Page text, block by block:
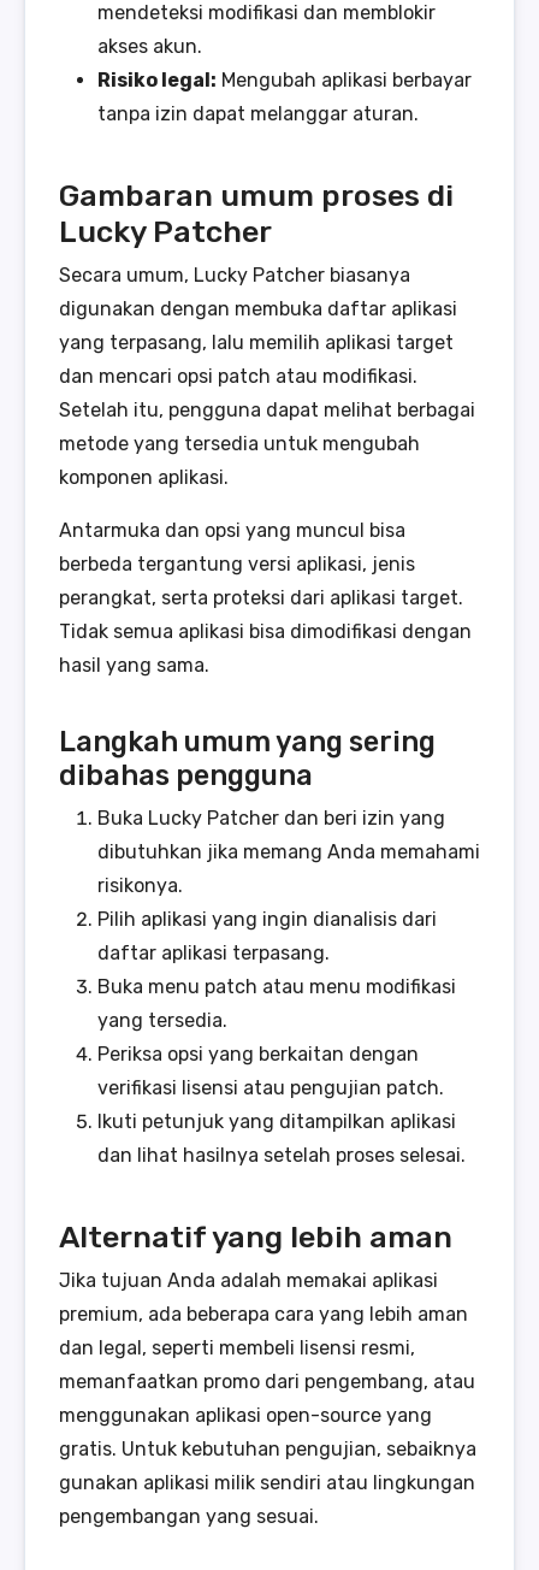
mendeteksi modifikasi dan memblokir
akses akun.
Risiko legal: Mengubah aplikasi berbayar
tanpa izin dapat melanggar aturan.
Gambaran umum proses di
Lucky Patcher
Secara umum, Lucky Patcher biasanya
digunakan dengan membuka daftar aplikasi
yang terpasang, lalu memilih aplikasi target
dan mencari opsi patch atau modifikasi.
Setelah itu, pengguna dapat melihat berbagai
metode yang tersedia untuk mengubah
komponen aplikasi.
Antarmuka dan opsi yang muncul bisa
berbeda tergantung versi aplikasi, jenis
perangkat, serta proteksi dari aplikasi target.
Tidak semua aplikasi bisa dimodifikasi dengan
hasil yang sama.
Langkah umum yang sering
dibahas pengguna
Buka Lucky Patcher dan beri izin yang
dibutuhkan jika memang Anda memahami
risikonya.
Pilih aplikasi yang ingin dianalisis dari
daftar aplikasi terpasang.
Buka menu patch atau menu modifikasi
yang tersedia.
Periksa opsi yang berkaitan dengan
verifikasi lisensi atau pengujian patch.
Ikuti petunjuk yang ditampilkan aplikasi
dan lihat hasilnya setelah proses selesai.
Alternatif yang lebih aman
Jika tujuan Anda adalah memakai aplikasi
premium, ada beberapa cara yang lebih aman
dan legal, seperti membeli lisensi resmi,
memanfaatkan promo dari pengembang, atau
menggunakan aplikasi open-source yang
gratis. Untuk kebutuhan pengujian, sebaiknya
gunakan aplikasi milik sendiri atau lingkungan
pengembangan yang sesuai.